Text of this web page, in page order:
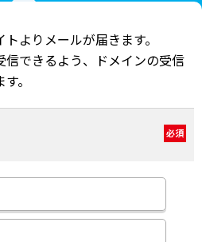
よりメールが届きます。
できるよう、ドメインの受信
。
必須